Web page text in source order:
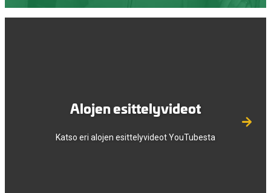
Alojen esittelyvideot
Katso eri alojen esittelyvideot YouTubesta